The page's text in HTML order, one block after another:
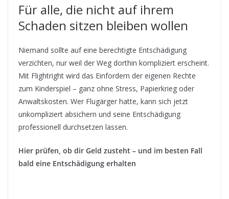
Für alle, die nicht auf ihrem
Schaden sitzen bleiben wollen
Niemand sollte auf eine berechtigte Entschädigung
verzichten, nur weil der Weg dorthin kompliziert erscheint.
Mit Flightright wird das Einfordern der eigenen Rechte
zum Kinderspiel – ganz ohne Stress, Papierkrieg oder
Anwaltskosten. Wer Flugärger hatte, kann sich jetzt
unkompliziert absichern und seine Entschädigung
professionell durchsetzen lassen.
Hier prüfen, ob dir Geld zusteht – und im besten Fall
bald eine Entschädigung erhalten